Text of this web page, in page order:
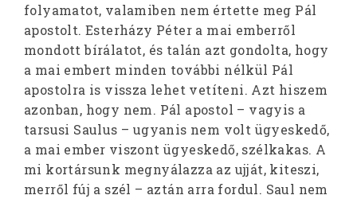
folyamatot, valamiben nem értette meg Pál
apostolt. Esterházy Péter a mai emberről
mondott bírálatot, és talán azt gondolta, hogy
a mai embert minden további nélkül Pál
apostolra is vissza lehet vetíteni. Azt hiszem
azonban, hogy nem. Pál apostol – vagyis a
tarsusi Saulus – ugyanis nem volt ügyeskedő,
a mai ember viszont ügyeskedő, szélkakas. A
mi kortársunk megnyálazza az ujját, kiteszi,
merről fúj a szél – aztán arra fordul. Saul nem